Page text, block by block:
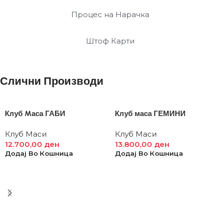
Процес на Нарачка
Штоф Карти
Слични Производи
Клуб Mаса ГАБИ
Клуб Маси
12.700,00 ден
Додај Во Кошница
Клуб маса ГЕМИНИ
Клуб Маси
13.800,00 ден
Додај Во Кошница